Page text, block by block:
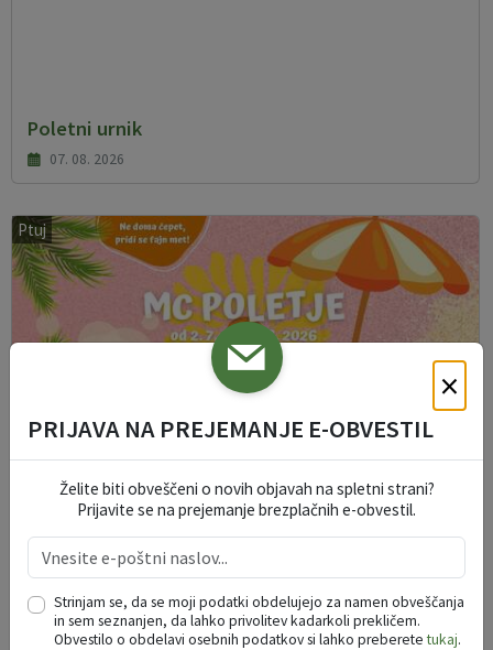
Poletni urnik
07. 08. 2026
Ptuj
MC poletje
07. 08. 2026
×
PRIJAVA NA PREJEMANJE E-OBVESTIL
Želite biti obveščeni o novih objavah na spletni strani?
Prijavite se na prejemanje brezplačnih e-obvestil.
Strinjam se, da se moji podatki obdelujejo za namen obveščanja
in sem seznanjen, da lahko privolitev kadarkoli prekličem.
Obvestilo o obdelavi osebnih podatkov si lahko preberetetukaj.